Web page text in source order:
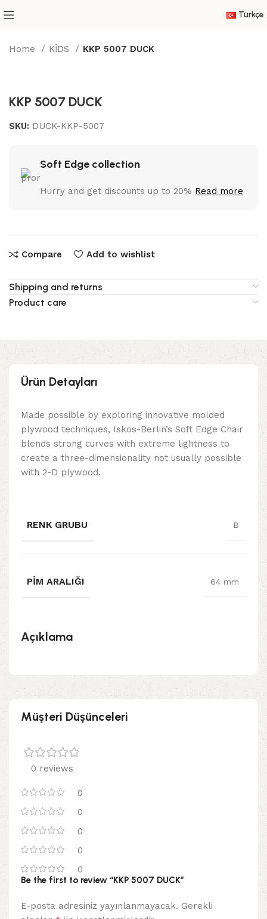
Türkçe
Home KİDS KKP 5007 DUCK
KKP 5007 DUCK
SKU: DUCK-KKP-5007
Soft Edge collection
Hurry and get discounts up to 20% Read more
Compare Add to wishlist
Shipping and returns
Product care
Ürün Detayları
Made possible by exploring innovative molded
plywood techniques, Iskos-Berlin’s Soft Edge Chair
blends strong curves with extreme lightness to
create a three-dimensionality not usually possible
with 2-D plywood.
RENK GRUBU B
PIM ARALIĞI 64 mm
Açıklama
Müşteri Düşünceleri
0 reviews
0
0
0
0
0
Be the first to review “KKP 5007 DUCK”
E-posta adresiniz yayınlanmayacak. Gerekli